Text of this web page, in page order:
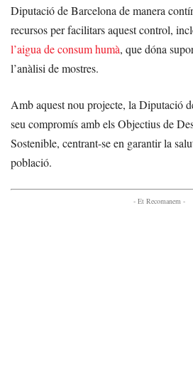
Diputació de Barcelona de manera
recursos per facilitars aquest control,
l’aigua de consum humà, que dóna
l’anàlisi de mostres.
Amb aquest nou projecte, la Diputació
seu compromís amb els Objectius de
Sostenible, centrant-se en garantir la
població.
- Et Recomanem -